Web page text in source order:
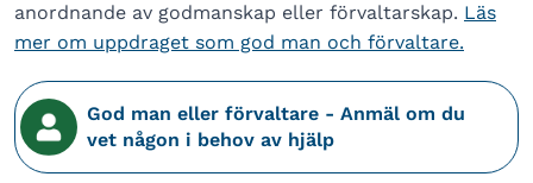
anordnande av godmanskap eller förvaltarskap. Läs
mer om uppdraget som god man och förvaltare.
God man eller förvaltare - Anmäl om du
vet någon i behov av hjälp